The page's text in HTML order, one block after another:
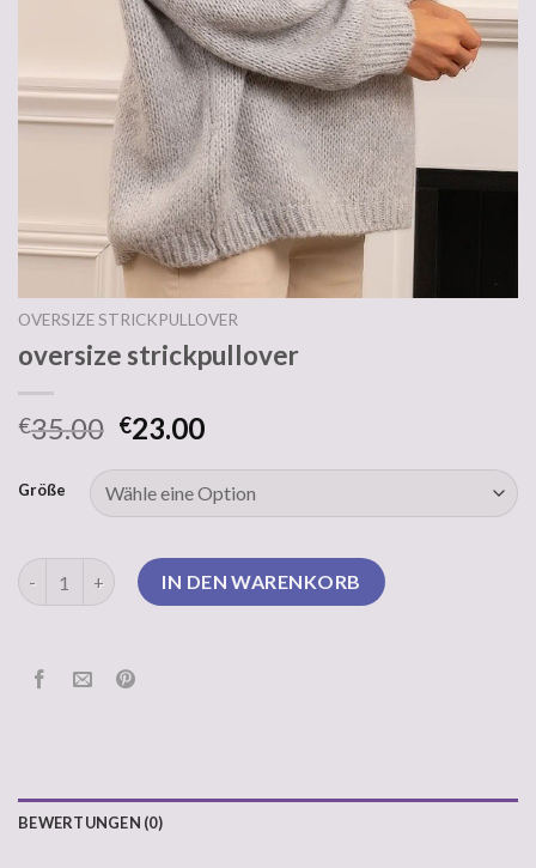
OVERSIZE STRICKPULLOVER
oversize strickpullover
€35.00 €23.00
Größe
oversize strickpullover MengeIN DEN WARENKORB
BEWERTUNGEN (0)